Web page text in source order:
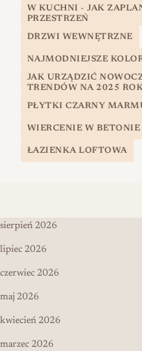
W KUCHNI - JAK
PRZESTRZEŃ
DRZWI WEWNĘTRZNE
NAJMODNIEJSZE
JAK URZĄDZIĆ
TRENDÓW NA 2025
PŁYTKI CZARNY
WIERCENIE W BETONIE
ŁAZIENKA LOFTOWA
sierpień 2026
lipiec 2026
czerwiec 2026
maj 2026
kwiecień 2026
marzec 2026